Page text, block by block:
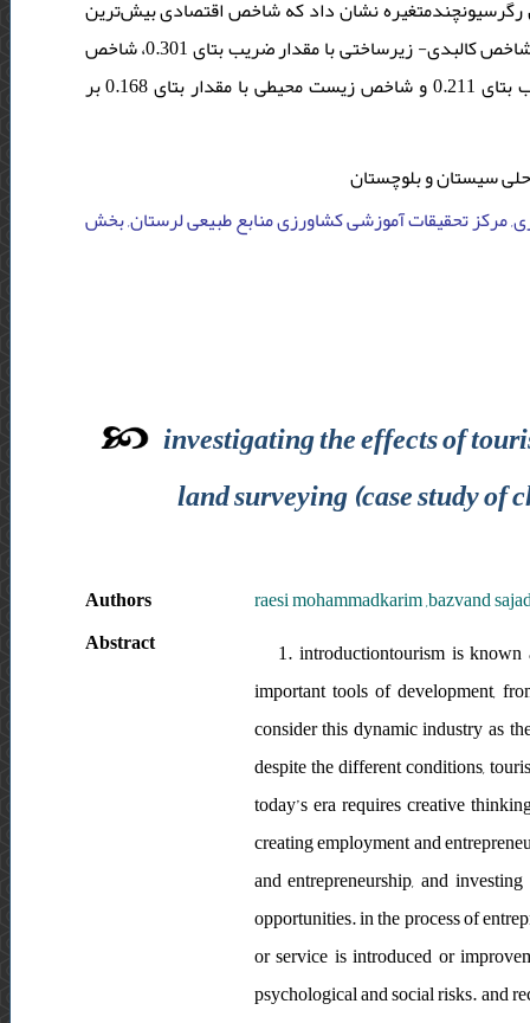
دارد. نتایج تحلیل رگرسیونچندمتغیره نشان داد که شاخص اقتصادی بیش‌ترین
تاثیر را بر توسعه منطقه‌ای با مقدار ضریب بتای 0.376 داشته است. همچنین شاخص کالبدی- زیرساختی با مقدار ضریب بتای 0.301، شاخص
اجتماعی- فرهنگی با مقدار ضریب بتای 0.248، شاخص نهادی با مقدار ضریب بتای 0.211 و شاخص زیست محیطی با مقدار بتای 0.168 بر
سیستان و بلوچستان
مرکز تحقیقات آموزشی کشاورزی منابع طبیعی لرستان, بخش
investigating the effects of
land surveying (case study of
Authors
raesi mohammadkarim ,bazvand
Abstract
1. introductiontourism is
important tools of development,
consider this dynamic industry as
despite the different conditions,
today’s era requires creative
creating employment and
and entrepreneurship, and
opportunities. in the process of
or service is introduced or
psychological and social risks. and